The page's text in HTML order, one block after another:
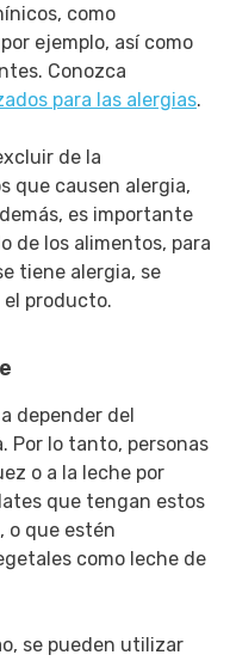
como
ejemplo, así como
Conozca
para las alergias.
de la
que causen alergia,
es importante
de los alimentos, para
tiene alergia, se
producto.
depender del
Por lo tanto, personas
o a la leche por
que tengan estos
o que estén
como leche de
se pueden utilizar